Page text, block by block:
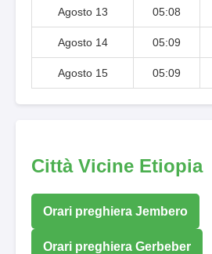
Agosto 13 05:08
Agosto 14 05:09
Agosto 15 05:09
Città Vicine Etiopia
Orari preghiera Jembero
Orari preghiera Gerbeber